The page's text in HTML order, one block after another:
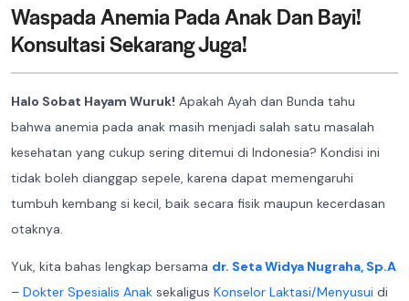
Waspada Anemia Pada Anak Dan Bayi!
Konsultasi Sekarang Juga!
Halo Sobat Hayam Wuruk! Apakah Ayah dan Bunda tahu
bahwa anemia pada anak masih menjadi salah satu masalah
kesehatan yang cukup sering ditemui di Indonesia? Kondisi ini
tidak boleh dianggap sepele, karena dapat memengaruhi
tumbuh kembang si kecil, baik secara fisik maupun kecerdasan
otaknya.
Yuk, kita bahas lengkap bersama dr. Seta Widya Nugraha, Sp.A
– Dokter Spesialis Anak sekaligus Konselor Laktasi/Menyusui di